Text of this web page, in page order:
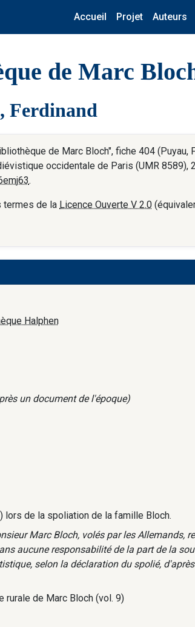
Accueil Projet Auteurs
de Marc
Ferdinand
de Marc Bloch", fiche 404 (Puyau,
occidentale de Paris (UMR 8589),
.
termes de la Licence Ouverte V 2.0
Halphen
un document de l'époque)
lors de la spoliation de la famille Bloch.
Marc Bloch, volés par les Allemands,
aucune responsabilité de la part de la
selon la déclaration du spolié,
de Marc Bloch (vol. 9)